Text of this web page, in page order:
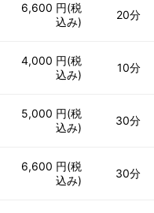
6,600 円(税
込み)
20分
4,000 円(税
込み)
10分
5,000 円(税
込み)
30分
6,600 円(税
込み)
30分